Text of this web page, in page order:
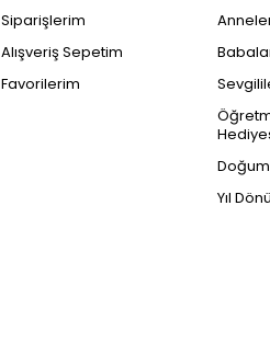
Siparişlerim
Alışveriş Sepetim
Favorilerim
Yıl